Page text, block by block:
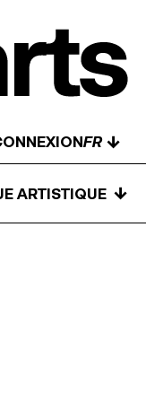
↓
ARTISTIQUE ↓